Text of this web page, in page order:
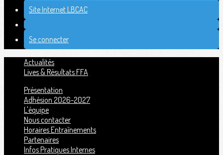
Site Internet LBCAC
Se connecter
Actualités
Lives & Résultats FFA
Présentation
Adhésion 2026-2027
L'équipe
Nous contacter
Horaires Entraînements
Partenaires
Infos Pratiques Internes